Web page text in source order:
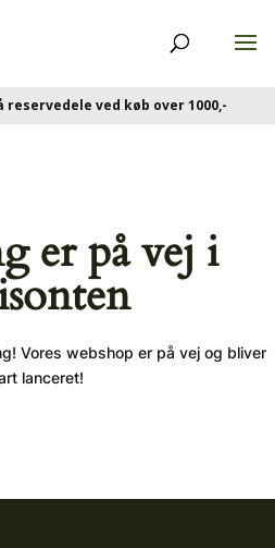
reservedele ved køb over 1000,-
er på vej i
Vores webshop er på vej og bliver
lanceret!